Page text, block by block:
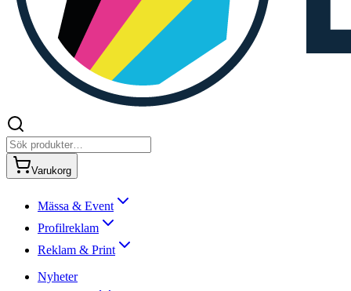
Varukorg
Mässa & Event
Profilreklam
Reklam & Print
Nyheter